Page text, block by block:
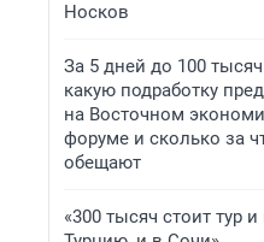
Носков
За 5 дней до 100
какую подработку
на Восточном
форуме и сколько за
обещают
«300 тысяч стоит тур и